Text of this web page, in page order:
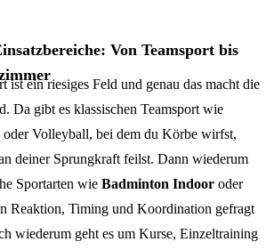
Von Teamsport bis
ist ein riesiges Feld und genau das macht die
Da gibt es klassischen Teamsport wie
Volleyball, bei dem du Körbe wirfst,
deiner Sprungkraft feilst. Dann wiederum
Sportarten wie Badminton Indoor oder
Reaktion, Timing und Koordination gefragt
wiederum geht es um Kurse, Einzeltraining